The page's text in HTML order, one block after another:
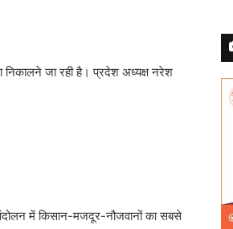
निकालने जा रही है। प्रदेश अध्यक्ष नरेश
आंदोलन में किसान-मजदूर-नौजवानों का सबसे